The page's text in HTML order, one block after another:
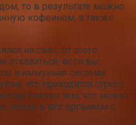
то в результате можно
кофеином, а также
на свет, от этого
отказаться, если вы
и иммунная система
что приходится строго
опасен тем, что может
попав в его организм с